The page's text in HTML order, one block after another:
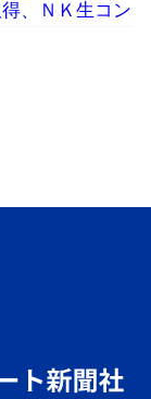
、ＮＫ生コン